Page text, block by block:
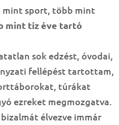
mint sport, több mint
mint tíz éve tartó
sok edzést, óvodai,
fellépést tartottam,
túrákat
ezreket megmozgatva.
bizalmát élvezve immár